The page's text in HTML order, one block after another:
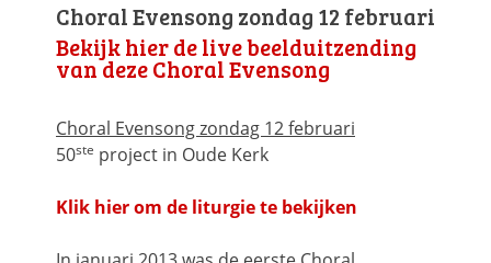
Choral Evensong zondag 12 februari
Bekijk hier de live beelduitzending
van deze Choral Evensong
Choral Evensong zondag 12 februari
50ste project in Oude Kerk
Klik hier om de liturgie te bekijken